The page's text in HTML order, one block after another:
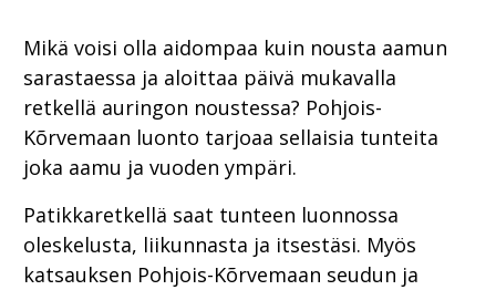
Mikä voisi olla aidompaa kuin nousta aamun
sarastaessa ja aloittaa päivä mukavalla
retkellä auringon noustessa? Pohjois-
Kõrvemaan luonto tarjoaa sellaisia tunteita
joka aamu ja vuoden ympäri.
Patikkaretkellä saat tunteen luonnossa
oleskelusta, liikunnasta ja itsestäsi. Myös
katsauksen Pohjois-Kõrvemaan seudun ja